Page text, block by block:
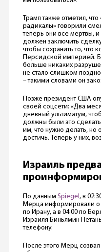
Трамп также отметил,
радикалы» говорили
теперь они все мертвы,
должен заключить
чтобы сохранить то, что
Персидской империей.
больше никаких
не стало слишком
– такими словами он
Позже президент США
своей соцсети: «Два
дневный ультиматум,
должны были это
им, что нужно делать, но
достичь. Теперь у них,
Израиль
По данным Spiegel , в
Мерца информировали
по Ирану, а в 04:00 по
Израиля Биньямин
телефону.
После этого Мерц